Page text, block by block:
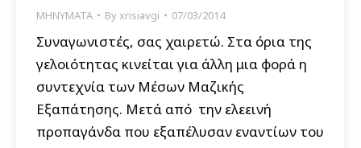
ΜΗΝΥΜΑΤΑ Byxrisiavgi 07/03/2014
Συναγωνιστές, σας χαιρετώ. Στα όρια της
γελοιότητας κινείται για άλλη μια φορά η
συντεχνία των Μέσων Μαζικής
Εξαπάτησης. Μετά από την ελεεινή
προπαγάνδα που εξαπέλυσαν εναντίων του